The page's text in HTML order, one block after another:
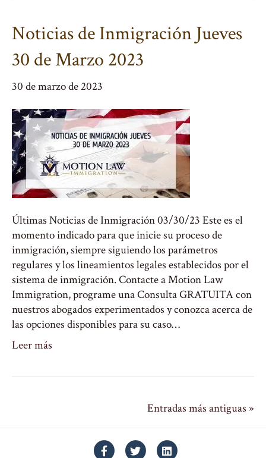
Noticias de Inmigración Jueves
30 de Marzo 2023
30 de marzo de 2023
Últimas Noticias de Inmigración 03/30/23 Este es el
momento indicado para que inicie su proceso de
inmigración, siempre siguiendo los parámetros
regulares y los lineamientos legales establecidos por el
sistema de inmigración. Contacte a Motion Law
Immigration, programe una Consulta GRATUITA con
nuestros abogados experimentados y conozca acerca de
las opciones disponibles para su caso…
Leer más
Entradas más antiguas »
FacebookTwitterLinkedin